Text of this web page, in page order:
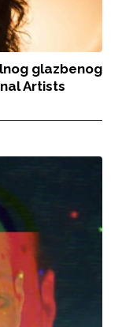
glazbenog
Artists